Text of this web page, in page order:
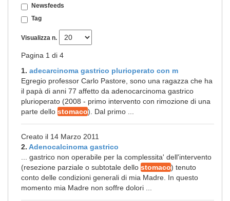
Newsfeeds
Tag
Visualizza n.
Pagina 1 di 4
1. adecarcinoma gastrico plurioperato con m
Egregio professor Carlo Pastore, sono una ragazza che ha
il papà di anni 77 affetto da adenocarcinoma gastrico
plurioperato (2008 - primo intervento con rimozione di una
parte dello stomaco). Dal primo ...
Creato il 14 Marzo 2011
2. Adenocalcinoma gastrico
... gastrico non operabile per la complessita' dell'intervento
(resezione parziale o subtotale dello stomaco) tenuto
conto delle condizioni generali di mia Madre. In questo
momento mia Madre non soffre dolori ...